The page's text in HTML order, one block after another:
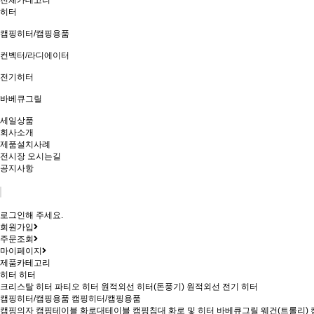
히터
캠핑히터/캠핑용품
컨벡터/라디에이터
전기히터
바베큐그릴
세일상품
회사소개
제품설치사례
전시장 오시는길
공지사항
로그인해 주세요.
회원가입
주문조회
마이페이지
제품카테고리
히터 히터
크리스탈 히터 파티오 히터 원적외선 히터(돈풍기) 원적외선 전기 히터
캠핑히터/캠핑용품 캠핑히터/캠핑용품
캠핑의자 캠핑테이블 화로대테이블 캠핑침대 화로 및 히터 바베큐그릴 웨건(트롤리)